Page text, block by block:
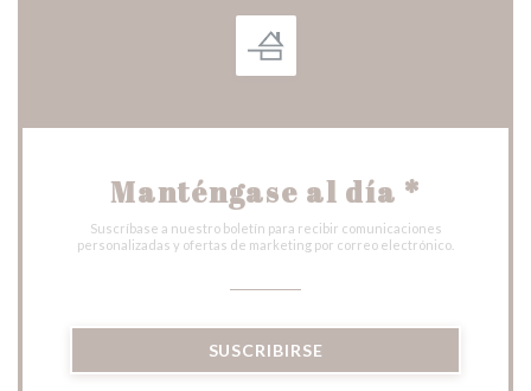
Manténgase al día *
Suscríbase a nuestro boletín para recibir comunicaciones
personalizadas y ofertas de marketing por correo electrónico.
SUSCRIBIRSE